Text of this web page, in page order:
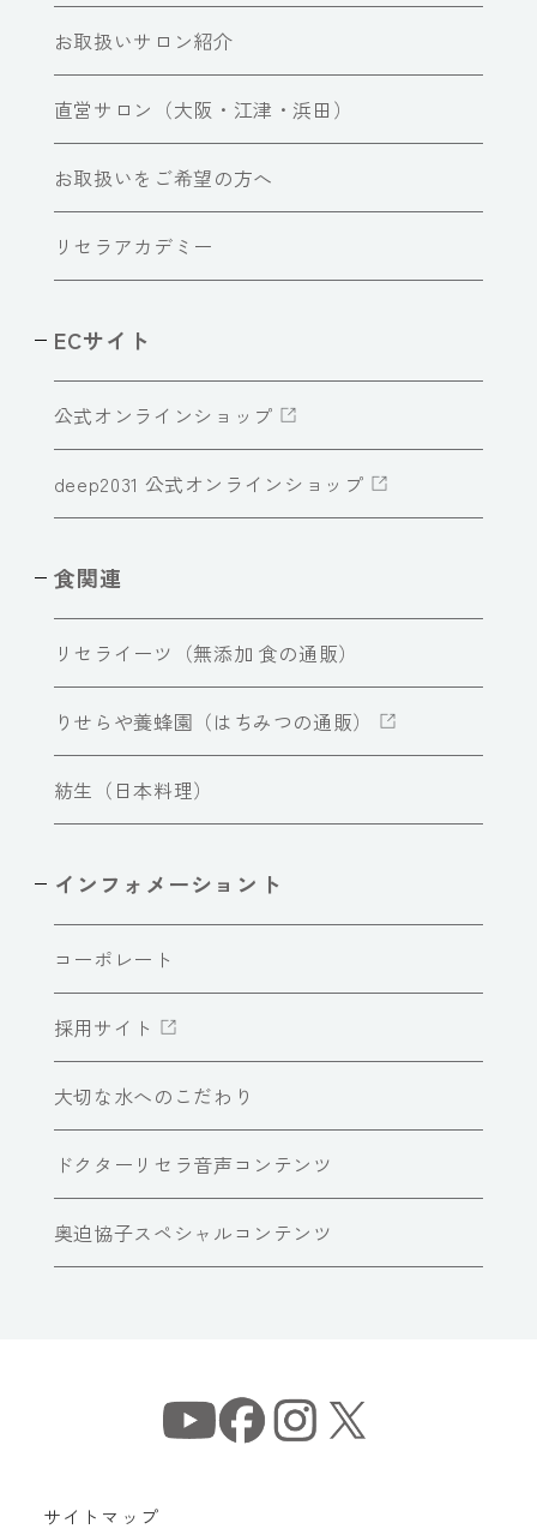
お取扱いサロン紹介
直営サロン（大阪・江津・浜田）
お取扱いをご希望の方へ
リセラアカデミー
ECサイト
公式オンラインショップ
deep2031 公式オンラインショップ
食関連
リセライーツ（無添加 食の通販）
りせらや養蜂園（はちみつの通販）
紡生（日本料理）
インフォメーショント
コーポレート
採用サイト
大切な水へのこだわり
ドクターリセラ音声コンテンツ
奥迫協子スペシャルコンテンツ
サイトマップ